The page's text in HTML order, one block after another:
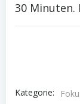
30 Minuten.
Kategorie: